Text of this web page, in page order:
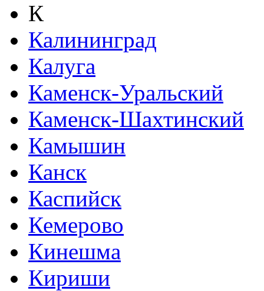
К
Калининград
Калуга
Каменск-Уральский
Каменск-Шахтинский
Камышин
Канск
Каспийск
Кемерово
Кинешма
Кириши